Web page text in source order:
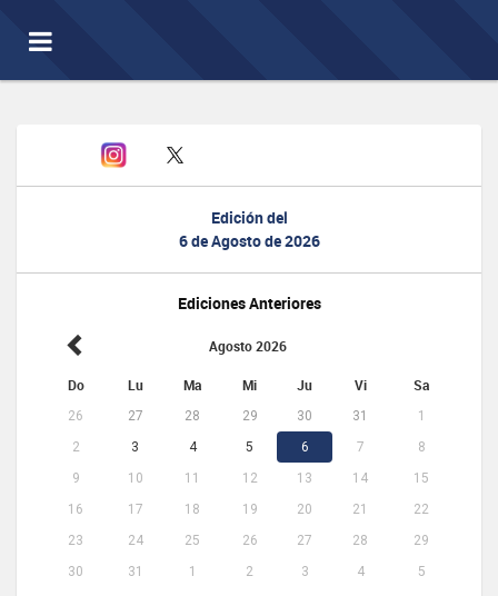
Toggle
navigation
Edición del
6 de Agosto de 2026
Ediciones Anteriores
Agosto 2026
Do Lu Ma Mi Ju Vi Sa
26 27 28 29 30 31
1
2
3 4 5 6 7
8
9
10 11 12 13 14
15
16
17 18 19 20 21
22
23
24 25 26 27 28
29
30
31 1 2 3 4 5